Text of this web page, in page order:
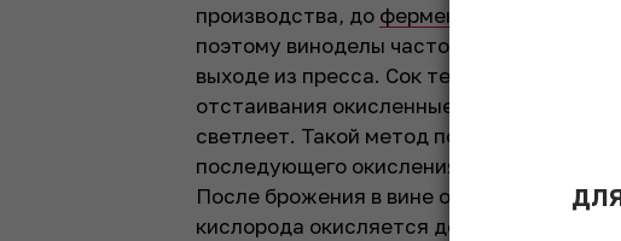
производства, до ферментации
поэтому виноделы часто прибегают к
выходе из пресса. Сок темнеет и
отстаивания окисленные фенолы
светлеет. Такой метод помогает
последующего окисления и избежать
После брожения в вине образуется
кислорода окисляется до